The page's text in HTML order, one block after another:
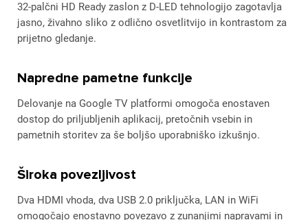
32-palčni HD Ready zaslon z D-LED tehnologijo zagotavlja
jasno, živahno sliko z odlično osvetlitvijo in kontrastom za
prijetno gledanje.
Napredne pametne funkcije
Delovanje na Google TV platformi omogoča enostaven
dostop do priljubljenih aplikacij, pretočnih vsebin in
pametnih storitev za še boljšo uporabniško izkušnjo.
Široka povezljivost
Dva HDMI vhoda, dva USB 2.0 priključka, LAN in WiFi
omogočajo enostavno povezavo z zunanjimi napravami in